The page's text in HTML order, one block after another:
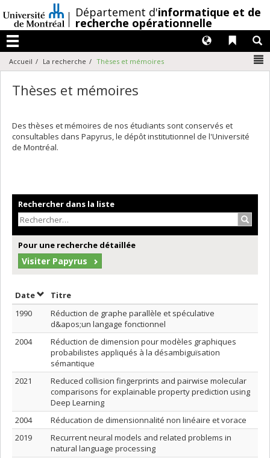
au
contenu
/Département d'informatique et de
recherche opérationnelle
Menu
Liens
Langues
Accueil La recherche Thèses et mémoires
Thèses et mémoires
Des thèses et mémoires de nos étudiants sont conservés et
consultables dans Papyrus, le dépôt institutionnel de l'Université
de Montréal.
Rechercher dans la liste
Pour une recherche détaillée
Visiter Papyrus
DateTrier par date en ordre décroissant
Titre
1990
Réduction de graphe parallèle et spéculative
d&apos;un langage fonctionnel
2004
Réduction de dimension pour modèles graphiques
probabilistes appliqués à la désambiguïsation
sémantique
2021
Reduced collision fingerprints and pairwise molecular
comparisons for explainable property prediction using
Deep Learning
2004
Réducation de dimensionnalité non linéaire et vorace
2019
Recurrent neural models and related problems in
natural language processing